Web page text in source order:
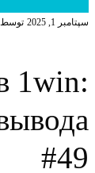
سپتامبر 1, 2025 توسط
1win:
#49